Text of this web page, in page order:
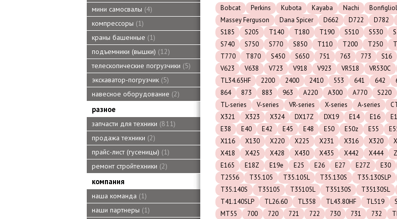
мини самосвалы 4
компрессоры
1
краны башенные
1
подъемники (вышки)
12
телескопические погрузчики 5
экскаватор-погрузчик 5
навесное оборудование 2
разное
запчасти для техники 811
продажа техники 2
прайс-лист (гусеницы)
1
ремонт стройтехники 2
компания
наша команда
1
наши партнеры
1
Bobcat Perkins Kubota Kayaba Nachi
Massey Ferguson
Dana Spicer D662 D722 D782
S185
S205 T140 T180 T190 S510 S530
S740
S750 S770 S850 T110 T200 T250
T770
T870 S450 S650 751 763 773 S16
V623
V638 V723 V918 V923 VR518 VR530C
TL34.65HF
2200 2400 2410 553 641 642
864
873 883 963 A220 A300 A770 S220
TL-series
V-series VR-series X-series A-series
X321
X323 X324 DX17Z DX19 E14 E16
E38
E40 E42 E45 E48 E50 E50z E55
X116
X130 X220 X225 X231 X316 X320
X418
X425 X428 X430 X435 X442 X444
E165
E18Z E19e E25 E26 E27 E27Z E30
T2556
T35.105 T35.105L T35.130S T35.130SLP
T35.140S
T35105 T35105L T35130S T35130SL
T41.140SLP
TL26.60 TL358 TL43.80HF TL519
MT55
700 720 721 722 730 731 732